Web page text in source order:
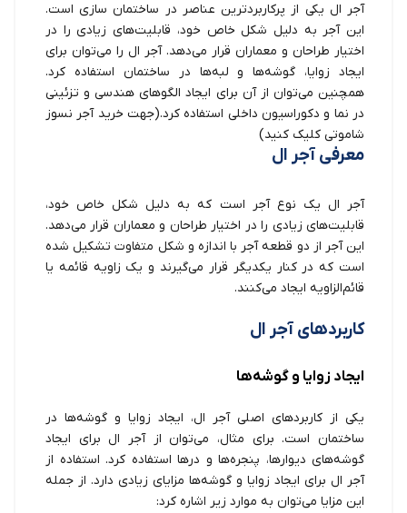
آجر ال یکی از پرکاربردترین عناصر در ساختمان سازی است.
این آجر به دلیل شکل خاص خود، قابلیت‌های زیادی را در
اختیار طراحان و معماران قرار می‌دهد. آجر ال را می‌توان برای
ایجاد زوایا، گوشه‌ها و لبه‌ها در ساختمان استفاده کرد.
همچنین می‌توان از آن برای ایجاد الگوهای هندسی و تزئینی
در نما و دکوراسیون داخلی استفاده کرد.(جهت خریدآجر نسوز
شاموتی کلیک کنید)
معرفی آجر ال
آجر ال یک نوع آجر است که به دلیل شکل خاص خود،
قابلیت‌های زیادی را در اختیار طراحان و معماران قرار می‌دهد.
این آجر از دو قطعه آجر با اندازه و شکل متفاوت تشکیل شده
است که در کنار یکدیگر قرار می‌گیرند و یک زاویه قائمه یا
قائم‌الزاویه ایجاد می‌کنند.
کاربردهای آجر ال
ایجاد زوایا و گوشه‌ها
یکی از کاربردهای اصلی آجر ال، ایجاد زوایا و گوشه‌ها در
ساختمان است. برای مثال، می‌توان از آجر ال برای ایجاد
گوشه‌های دیوارها، پنجره‌ها و درها استفاده کرد. استفاده از
آجر ال برای ایجاد زوایا و گوشه‌ها مزایای زیادی دارد. از جمله
این مزایا می‌توان به موارد زیر اشاره کرد: